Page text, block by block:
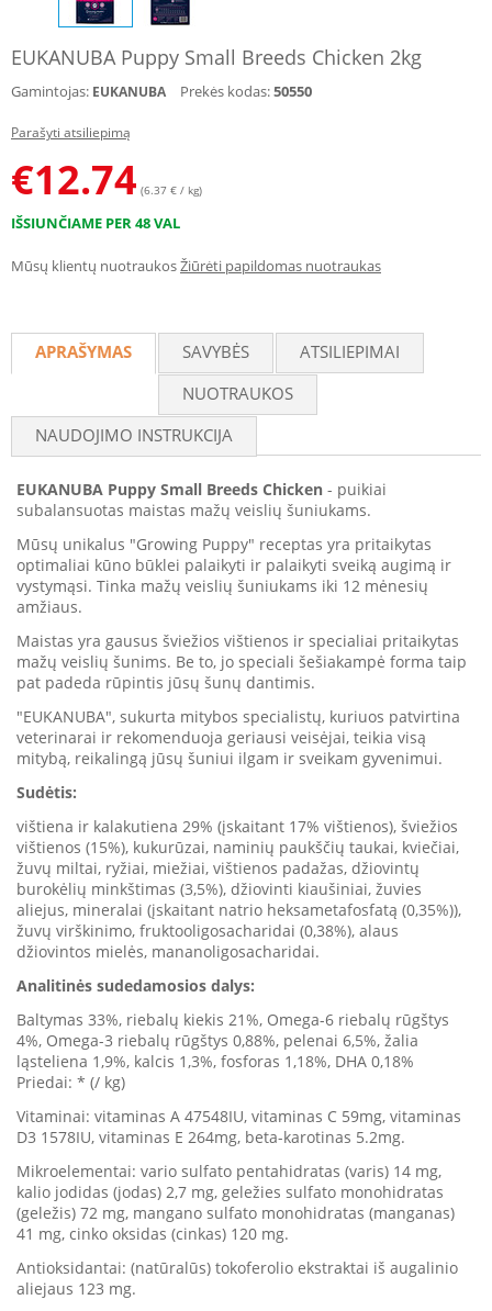
EUKANUBA Puppy Small Breeds Chicken 2kg
Gamintojas: EUKANUBA Prekės kodas:50550
Parašyti atsiliepimą
€12.74 (6.37 € / kg)
IŠSIUNČIAME PER 48 VAL
Mūsų klientų nuotraukosŽiūrėti papildomas nuotraukas
APRAŠYMAS SAVYBĖS
ATSILIEPIMAI
NUOTRAUKOS
NAUDOJIMO INSTRUKCIJA
EUKANUBA Puppy Small Breeds Chicken - puikiai
subalansuotas maistas mažų veislių šuniukams.
Mūsų unikalus "Growing Puppy" receptas yra pritaikytas
optimaliai kūno būklei palaikyti ir palaikyti sveiką augimą ir
vystymąsi. Tinka mažų veislių šuniukams iki 12 mėnesių
amžiaus.
Maistas yra gausus šviežios vištienos ir specialiai pritaikytas
mažų veislių šunims. Be to, jo speciali šešiakampė forma taip
pat padeda rūpintis jūsų šunų dantimis.
"EUKANUBA", sukurta mitybos specialistų, kuriuos patvirtina
veterinarai ir rekomenduoja geriausi veisėjai, teikia visą
mitybą, reikalingą jūsų šuniui ilgam ir sveikam gyvenimui.
Sudėtis:
vištiena ir kalakutiena 29% (įskaitant 17% vištienos), šviežios
vištienos (15%), kukurūzai, naminių paukščių taukai, kviečiai,
žuvų miltai, ryžiai, miežiai, vištienos padažas, džiovintų
burokėlių minkštimas (3,5%), džiovinti kiaušiniai, žuvies
aliejus, mineralai (įskaitant natrio heksametafosfatą (0,35%)),
žuvų virškinimo, fruktooligosacharidai (0,38%), alaus
džiovintos mielės, mananoligosacharidai.
Analitinės sudedamosios dalys:
Baltymas 33%, riebalų kiekis 21%, Omega-6 riebalų rūgštys
4%, Omega-3 riebalų rūgštys 0,88%, pelenai 6,5%, žalia
ląsteliena 1,9%, kalcis 1,3%, fosforas 1,18%, DHA 0,18%
Priedai: * (/ kg)
Vitaminai: vitaminas A 47548IU, vitaminas C 59mg, vitaminas
D3 1578IU, vitaminas E 264mg, beta-karotinas 5.2mg.
Mikroelementai: vario sulfato pentahidratas (varis) 14 mg,
kalio jodidas (jodas) 2,7 mg, geležies sulfato monohidratas
(geležis) 72 mg, mangano sulfato monohidratas (manganas)
41 mg, cinko oksidas (cinkas) 120 mg.
Antioksidantai: (natūralūs) tokoferolio ekstraktai iš augalinio
aliejaus 123 mg.